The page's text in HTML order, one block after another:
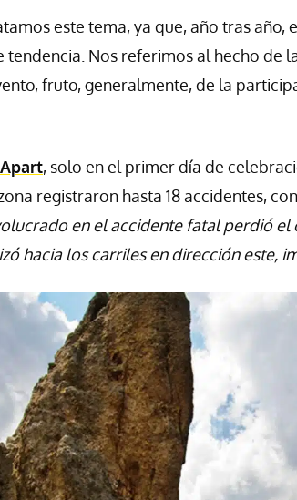
este tema, ya que, año tras año,
tendencia. Nos referimos al hecho
fruto, generalmente, de la
, solo en el primer día de
registraron hasta 18 accidentes,
en el accidente fatal perdió
hacia los carriles en dirección este,